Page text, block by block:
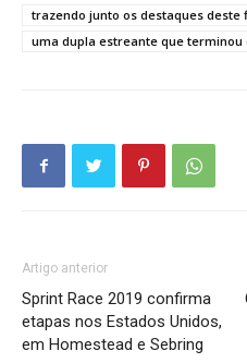
trazendo junto os destaques deste
uma dupla estreante que terminou
Artigo anterior
Sprint Race 2019 confirma
etapas nos Estados Unidos,
em Homestead e Sebring